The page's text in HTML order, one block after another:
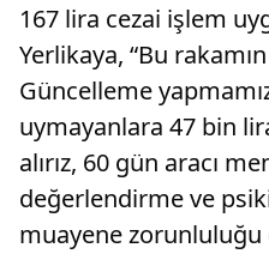
167 lira cezai işlem
Yerlikaya, “Bu rakamın
Güncelleme
uymayanlara 47 bin
alırız, 60 gün aracı
değerlendirme ve
muayene zorunluluğu